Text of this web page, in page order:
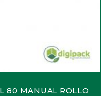
80 MANUAL ROLLO